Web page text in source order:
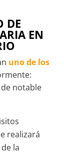
DE
EN
uno de los
notable
realizará
la